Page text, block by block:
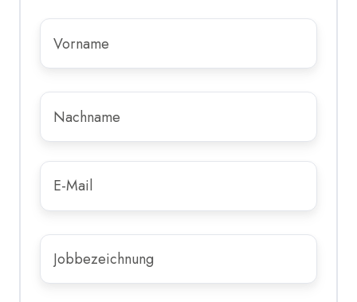
Vorname
Nachname
E-
Mail*
Jobbezeichnung